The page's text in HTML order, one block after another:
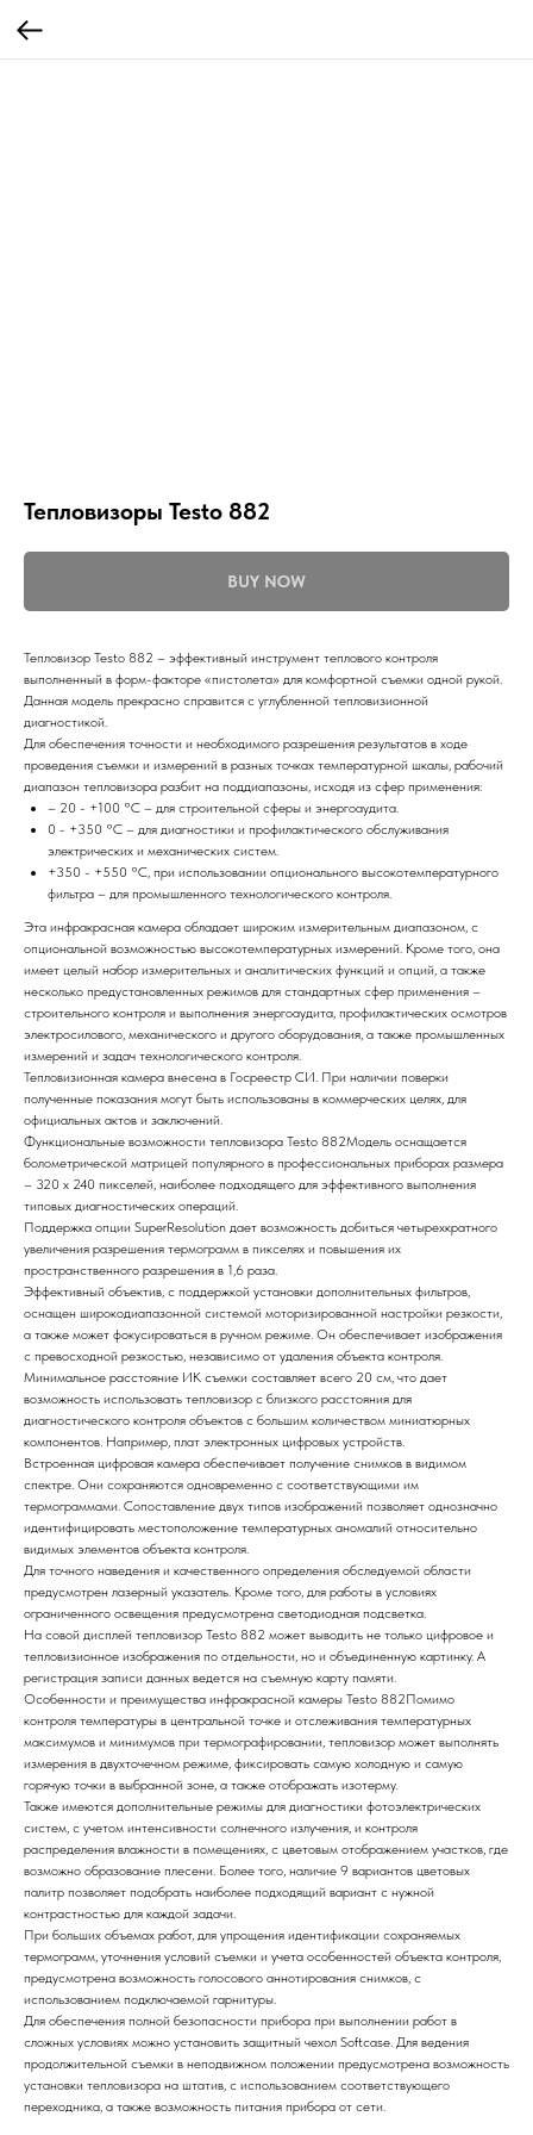
Тепловизоры Testo 882
BUY NOW
Тепловизор Testo 882 – эффективный инструмент теплового контроля
выполненный в форм-факторе «пистолета» для комфортной съемки одной рукой.
Данная модель прекрасно справится с углубленной тепловизионной
диагностикой.
Для обеспечения точности и необходимого разрешения результатов в ходе
проведения съемки и измерений в разных точках температурной шкалы, рабочий
диапазон тепловизора разбит на поддиапазоны, исходя из сфер применения:
– 20 - +100 °C – для строительной сферы и энергоаудита.
0 - +350 °C – для диагностики и профилактического обслуживания
электрических и механических систем.
+350 - +550 °C, при использовании опционального высокотемпературного
фильтра – для промышленного технологического контроля.
Эта инфракрасная камера обладает широким измерительным диапазоном, с
опциональной возможностью высокотемпературных измерений. Кроме того, она
имеет целый набор измерительных и аналитических функций и опций, а также
несколько предустановленных режимов для стандартных сфер применения –
строительного контроля и выполнения энергоаудита, профилактических осмотров
электросилового, механического и другого оборудования, а также промышленных
измерений и задач технологического контроля.
Тепловизионная камера внесена в Госреестр СИ. При наличии поверки
полученные показания могут быть использованы в коммерческих целях, для
официальных актов и заключений.
Функциональные возможности тепловизора Testo 882Модель оснащается
болометрической матрицей популярного в профессиональных приборах размера
– 320 x 240 пикселей, наиболее подходящего для эффективного выполнения
типовых диагностических операций.
Поддержка опции SuperResolution дает возможность добиться четырехкратного
увеличения разрешения термограмм в пикселях и повышения их
пространственного разрешения в 1,6 раза.
Эффективный объектив, с поддержкой установки дополнительных фильтров,
оснащен широкодиапазонной системой моторизированной настройки резкости,
а также может фокусироваться в ручном режиме. Он обеспечивает изображения
с превосходной резкостью, независимо от удаления объекта контроля.
Минимальное расстояние ИК съемки составляет всего 20 см, что дает
возможность использовать тепловизор с близкого расстояния для
диагностического контроля объектов с большим количеством миниатюрных
компонентов. Например, плат электронных цифровых устройств.
Встроенная цифровая камера обеспечивает получение снимков в видимом
спектре. Они сохраняются одновременно с соответствующими им
термограммами. Сопоставление двух типов изображений позволяет однозначно
идентифицировать местоположение температурных аномалий относительно
видимых элементов объекта контроля.
Для точного наведения и качественного определения обследуемой области
предусмотрен лазерный указатель. Кроме того, для работы в условиях
ограниченного освещения предусмотрена светодиодная подсветка.
На совой дисплей тепловизор Testo 882 может выводить не только цифровое и
тепловизионное изображения по отдельности, но и объединенную картинку. А
регистрация записи данных ведется на съемную карту памяти.
Особенности и преимущества инфракрасной камеры Testo 882Помимо
контроля температуры в центральной точке и отслеживания температурных
максимумов и минимумов при термографировании, тепловизор может выполнять
измерения в двухточечном режиме, фиксировать самую холодную и самую
горячую точки в выбранной зоне, а также отображать изотерму.
Также имеются дополнительные режимы для диагностики фотоэлектрических
систем, с учетом интенсивности солнечного излучения, и контроля
распределения влажности в помещениях, с цветовым отображением участков, где
возможно образование плесени. Более того, наличие 9 вариантов цветовых
палитр позволяет подобрать наиболее подходящий вариант с нужной
контрастностью для каждой задачи.
При больших объемах работ, для упрощения идентификации сохраняемых
термограмм, уточнения условий съемки и учета особенностей объекта контроля,
предусмотрена возможность голосового аннотирования снимков, с
использованием подключаемой гарнитуры.
Для обеспечения полной безопасности прибора при выполнении работ в
сложных условиях можно установить защитный чехол Softcase. Для ведения
продолжительной съемки в неподвижном положении предусмотрена возможность
установки тепловизора на штатив, с использованием соответствующего
переходника, а также возможность питания прибора от сети.